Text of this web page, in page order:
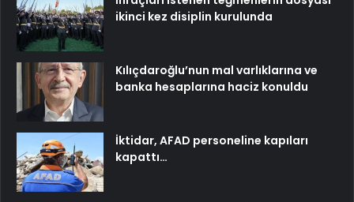
ikinci kez disiplin kurulunda
Kılıçdaroğlu’nun mal varlıklarına ve
banka hesaplarına haciz konuldu
İktidar, AFAD personeline kapıları
kapattı…